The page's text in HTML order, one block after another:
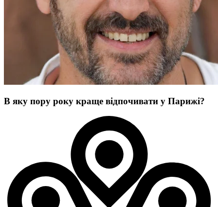
В яку пору року краще відпочивати у Парижі?